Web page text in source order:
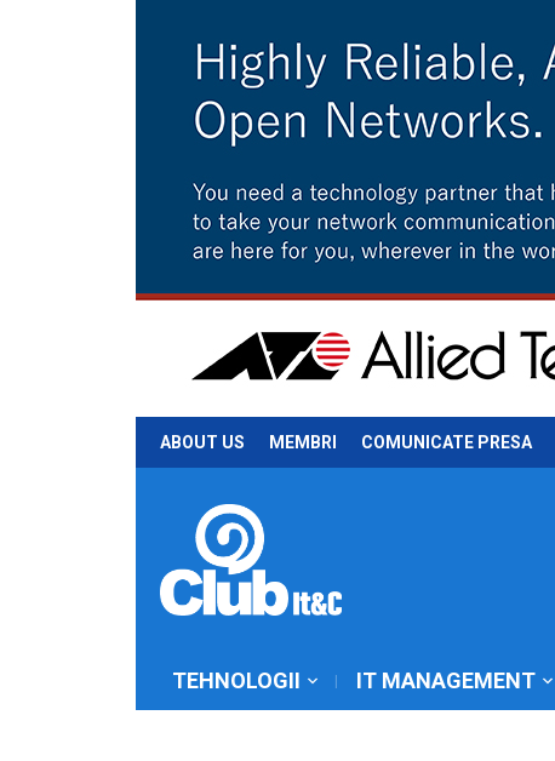
ABOUT US MEMBRI COMUNICATE PRESA
TEHNOLOGII IT MANAGEMENT